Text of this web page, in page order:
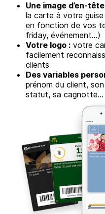
Une image d’en-
la carte à votre
en fonction de vos
friday, événement…)
Votre logo : votre
facilement
clients
Des variables
prénom du client,
statut, sa cagnotte…